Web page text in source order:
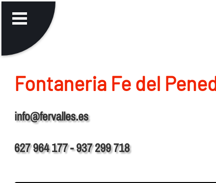
Fontaneria Fe del
info@fervalles.es
627 964 177 - 937 299 718